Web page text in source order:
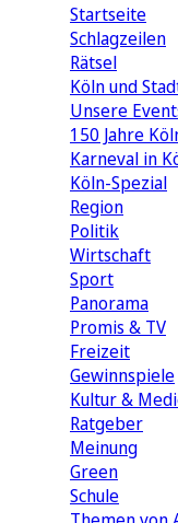
Startseite
Schlagzeilen
Rätsel
Köln und
Unsere
150 Jahre
Karneval in
Köln-Spezial
Region
Politik
Wirtschaft
Sport
Panorama
Promis & TV
Freizeit
Gewinnspiele
Kultur &
Ratgeber
Meinung
Green
Schule